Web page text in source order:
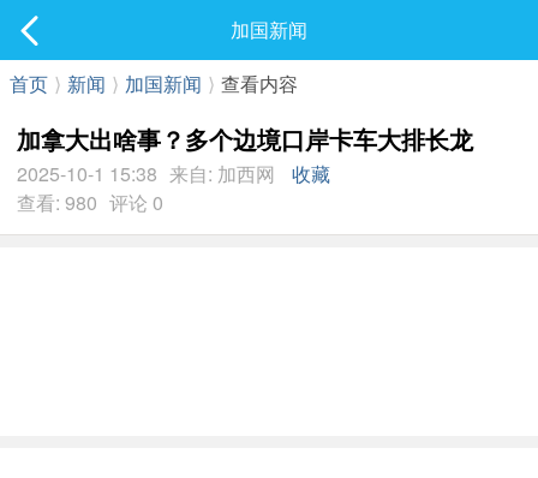
最新发表
加国新闻
首页 ⟩ 新闻 ⟩ 加国新闻 ⟩ 查看内容
加拿大出啥事？多个边境口岸卡车大排长龙
2025-10-1 15:38 来自: 加西网
收藏
查看: 980 评论 0